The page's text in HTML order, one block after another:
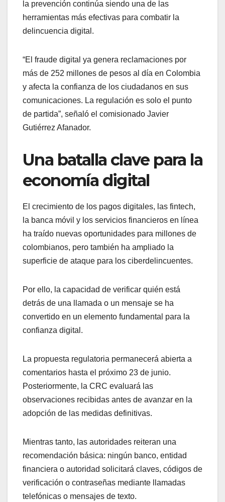
la prevención continúa siendo una de las
herramientas más efectivas para combatir la
delincuencia digital.
“El fraude digital ya genera reclamaciones por
más de 252 millones de pesos al día en Colombia
y afecta la confianza de los ciudadanos en sus
comunicaciones. La regulación es solo el punto
de partida”, señaló el comisionado Javier
Gutiérrez Afanador.
Una batalla clave para la
economía digital
El crecimiento de los pagos digitales, las fintech,
la banca móvil y los servicios financieros en línea
ha traído nuevas oportunidades para millones de
colombianos, pero también ha ampliado la
superficie de ataque para los ciberdelincuentes.
Por ello, la capacidad de verificar quién está
detrás de una llamada o un mensaje se ha
convertido en un elemento fundamental para la
confianza digital.
La propuesta regulatoria permanecerá abierta a
comentarios hasta el próximo 23 de junio.
Posteriormente, la CRC evaluará las
observaciones recibidas antes de avanzar en la
adopción de las medidas definitivas.
Mientras tanto, las autoridades reiteran una
recomendación básica: ningún banco, entidad
financiera o autoridad solicitará claves, códigos de
verificación o contraseñas mediante llamadas
telefónicas o mensajes de texto.